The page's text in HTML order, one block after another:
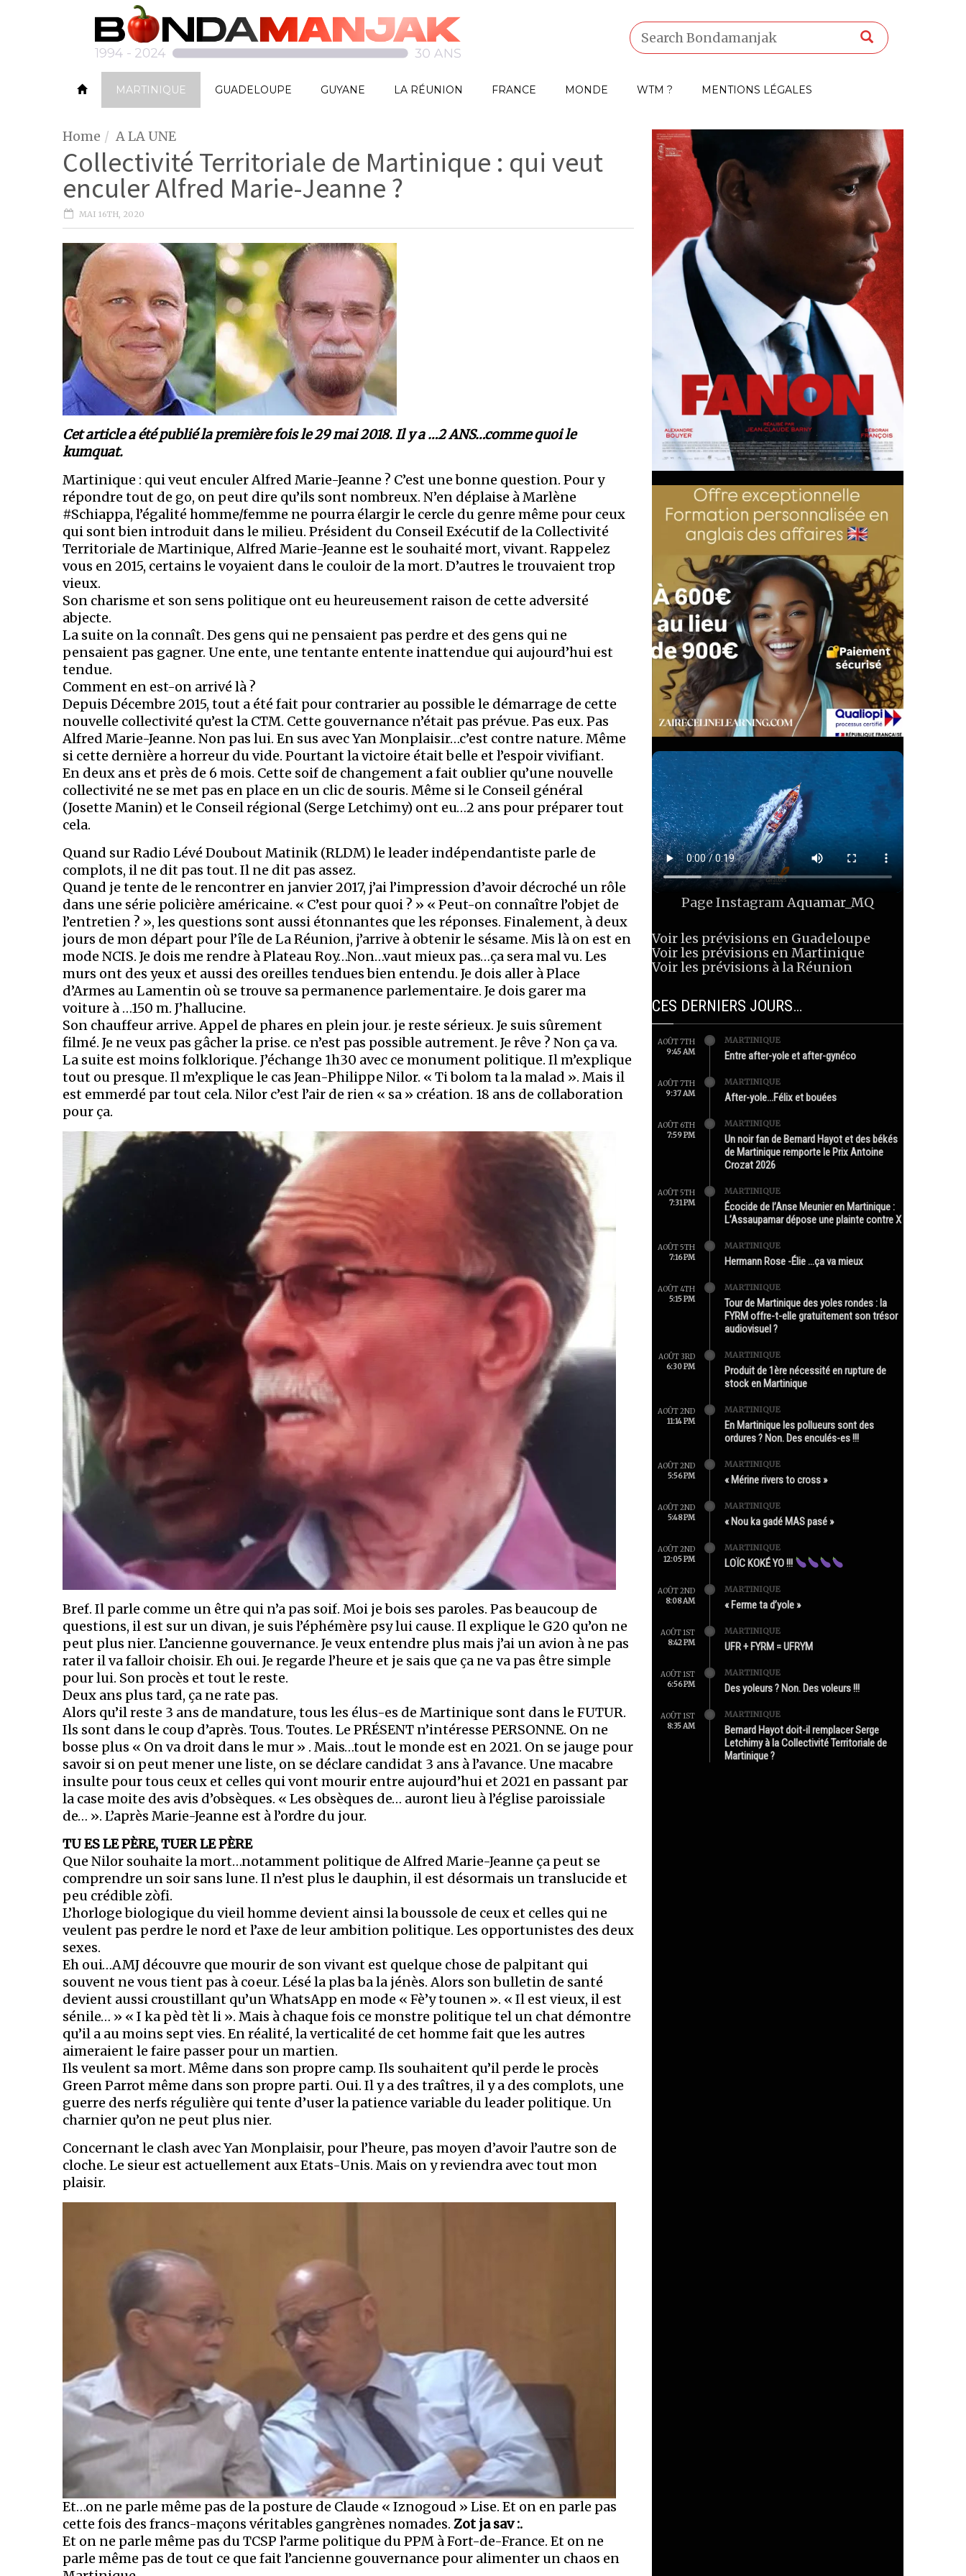
MARTINIQUE GUADELOUPE GUYANE LA RÉUNION FRANCE MONDE WTM ? MENTIONS LÉGALES
Home A LA UNE
Collectivité Territoriale de Martinique : qui veut
enculer Alfred Marie-Jeanne ?
MAI 16TH, 2020
Cet article a été publié la première fois le 29 mai 2018. Il y a …2 ANS…comme quoi le
kumquat.
Martinique : qui veut enculer Alfred Marie-Jeanne ? C’est une bonne question. Pour y
répondre tout de go, on peut dire qu’ils sont nombreux. N’en déplaise à Marlène
#Schiappa, l’égalité homme/femme ne pourra élargir le cercle du genre même pour ceux
qui sont bien introduit dans le milieu. Président du Conseil Exécutif de la Collectivité
Territoriale de Martinique, Alfred Marie-Jeanne est le souhaité mort, vivant. Rappelez
vous en 2015, certains le voyaient dans le couloir de la mort. D’autres le trouvaient trop
vieux.
Son charisme et son sens politique ont eu heureusement raison de cette adversité
abjecte.
La suite on la connaît. Des gens qui ne pensaient pas perdre et des gens qui ne
pensaient pas gagner. Une ente, une tentante entente inattendue qui aujourd’hui est
tendue.
Comment en est-on arrivé là ?
Depuis Décembre 2015, tout a été fait pour contrarier au possible le démarrage de cette
nouvelle collectivité qu’est la CTM. Cette gouvernance n’était pas prévue. Pas eux. Pas
Alfred Marie-Jeanne. Non pas lui. En sus avec Yan Monplaisir…c’est contre nature. Même
si cette dernière a horreur du vide. Pourtant la victoire était belle et l’espoir vivifiant.
En deux ans et près de 6 mois. Cette soif de changement a fait oublier qu’une nouvelle
collectivité ne se met pas en place en un clic de souris. Même si le Conseil général
(Josette Manin) et le Conseil régional (Serge Letchimy) ont eu…2 ans pour préparer tout
cela.
Quand sur Radio Lévé Doubout Matinik (RLDM) le leader indépendantiste parle de
complots, il ne dit pas tout. Il ne dit pas assez.
Quand je tente de le rencontrer en janvier 2017, j’ai l’impression d’avoir décroché un rôle
dans une série policière américaine. « C’est pour quoi ? » « Peut-on connaître l’objet de
l’entretien ? », les questions sont aussi étonnantes que les réponses. Finalement, à deux
jours de mon départ pour l’île de La Réunion, j’arrive à obtenir le sésame. Mis là on est en
mode NCIS. Je dois me rendre à Plateau Roy…Non…vaut mieux pas…ça sera mal vu. Les
murs ont des yeux et aussi des oreilles tendues bien entendu. Je dois aller à Place
d’Armes au Lamentin où se trouve sa permanence parlementaire. Je dois garer ma
voiture à …150 m. J’hallucine.
Son chauffeur arrive. Appel de phares en plein jour. je reste sérieux. Je suis sûrement
filmé. Je ne veux pas gâcher la prise. ce n’est pas possible autrement. Je rêve ? Non ça va.
La suite est moins folklorique. J’échange 1h30 avec ce monument politique. Il m’explique
tout ou presque. Il m’explique le cas Jean-Philippe Nilor. « Ti bolom ta la malad ». Mais il
est emmerdé par tout cela. Nilor c’est l’air de rien « sa » création. 18 ans de collaboration
pour ça.
Bref. Il parle comme un être qui n’a pas soif. Moi je bois ses paroles. Pas beaucoup de
questions, il est sur un divan, je suis l’éphémère psy lui cause. Il explique le G20 qu’on ne
peut plus nier. L’ancienne gouvernance. Je veux entendre plus mais j’ai un avion à ne pas
rater il va falloir choisir. Eh oui. Je regarde l’heure et je sais que ça ne va pas être simple
pour lui. Son procès et tout le reste.
Deux ans plus tard, ça ne rate pas.
Alors qu’il reste 3 ans de mandature, tous les élus-es de Martinique sont dans le FUTUR.
Ils sont dans le coup d’après. Tous. Toutes. Le PRÉSENT n’intéresse PERSONNE. On ne
bosse plus « On va droit dans le mur » . Mais…tout le monde est en 2021. On se jauge pour
savoir si on peut mener une liste, on se déclare candidat 3 ans à l’avance. Une macabre
insulte pour tous ceux et celles qui vont mourir entre aujourd’hui et 2021 en passant par
la case moite des avis d’obsèques. « Les obsèques de… auront lieu à l’église paroissiale
de… ». L’après Marie-Jeanne est à l’ordre du jour.
TU ES LE PÈRE, TUER LE PÈRE
Que Nilor souhaite la mort…notamment politique de Alfred Marie-Jeanne ça peut se
comprendre un soir sans lune. Il n’est plus le dauphin, il est désormais un translucide et
peu crédible zòfi.
L’horloge biologique du vieil homme devient ainsi la boussole de ceux et celles qui ne
veulent pas perdre le nord et l’axe de leur ambition politique. Les opportunistes des deux
sexes.
Eh oui…AMJ découvre que mourir de son vivant est quelque chose de palpitant qui
souvent ne vous tient pas à coeur. Lésé la plas ba la jénès. Alors son bulletin de santé
devient aussi croustillant qu’un WhatsApp en mode « Fè’y tounen ». « Il est vieux, il est
sénile… » « I ka pèd tèt li ». Mais à chaque fois ce monstre politique tel un chat démontre
qu’il a au moins sept vies. En réalité, la verticalité de cet homme fait que les autres
aimeraient le faire passer pour un martien.
Ils veulent sa mort. Même dans son propre camp. Ils souhaitent qu’il perde le procès
Green Parrot même dans son propre parti. Oui. Il y a des traîtres, il y a des complots, une
guerre des nerfs régulière qui tente d’user la patience variable du leader politique. Un
charnier qu’on ne peut plus nier.
Concernant le clash avec Yan Monplaisir, pour l’heure, pas moyen d’avoir l’autre son de
cloche. Le sieur est actuellement aux Etats-Unis. Mais on y reviendra avec tout mon
plaisir.
Et…on ne parle même pas de la posture de Claude « Iznogoud » Lise. Et on en parle pas
cette fois des francs-maçons véritables gangrènes nomades. Zot ja sav :.
Et on ne parle même pas du TCSP l’arme politique du PPM à Fort-de-France. Et on ne
parle même pas de tout ce que fait l’ancienne gouvernance pour alimenter un chaos en
Page InstagramAquamar_MQ
Voir les prévisions en Guadeloupe
Voir les prévisions en Martinique
Voir les prévisions à la Réunion
CES DERNIERS JOURS…
AOÛT 7TH
9:45 AM
MARTINIQUE
Entre after-yole et after-gynéco
AOÛT 7TH
9:37 AM
MARTINIQUE
After-yole…Félix et bouées
AOÛT 6TH
7:59 PM
MARTINIQUE
Un noir fan de Bernard Hayot et des békés
de Martinique remporte le Prix Antoine
Crozat 2026
AOÛT 5TH
7:31 PM
MARTINIQUE
Écocide de l’Anse Meunier en Martinique :
L’Assaupamar dépose une plainte contre X
AOÛT 5TH
7:16 PM
MARTINIQUE
Hermann Rose -Élie …ça va mieux
AOÛT 4TH
5:15 PM
MARTINIQUE
Tour de Martinique des yoles rondes : la
FYRM offre-t-elle gratuitement son trésor
audiovisuel ?
AOÛT 3RD
6:30 PM
MARTINIQUE
Produit de 1ère nécessité en rupture de
stock en Martinique
AOÛT 2ND
11:14 PM
MARTINIQUE
En Martinique les pollueurs sont des
ordures ? Non. Des enculés-es !!!
AOÛT 2ND
5:56 PM
MARTINIQUE
« Mérine rivers to cross »
AOÛT 2ND
5:48 PM
MARTINIQUE
« Nou ka gadé MAS pasé »
AOÛT 2ND
12:05 PM
MARTINIQUE
LOÏC KOKÉ YO !!!
AOÛT 2ND
8:08 AM
MARTINIQUE
« Ferme ta d’yole »
AOÛT 1ST
8:42 PM
MARTINIQUE
UFR + FYRM = UFRYM
AOÛT 1ST
6:56 PM
MARTINIQUE
Des yoleurs ? Non. Des voleurs !!!
AOÛT 1ST
8:35 AM
MARTINIQUE
Bernard Hayot doit-il remplacer Serge
Letchimy à la Collectivité Territoriale de
Martinique ?